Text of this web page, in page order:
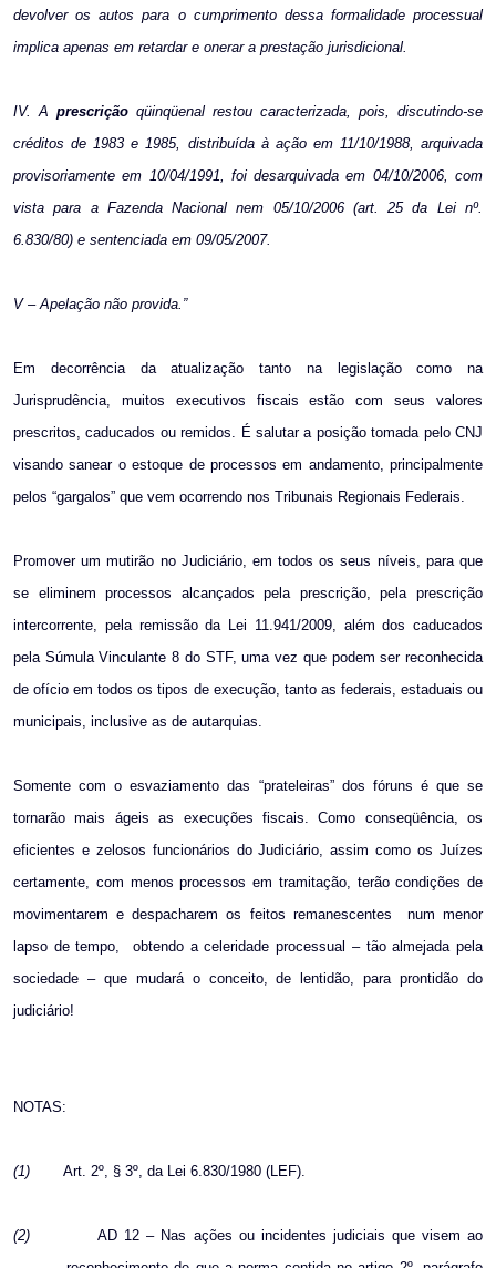
devolver os autos para o cumprimento dessa formalidade processual
implica apenas em retardar e onerar a prestação jurisdicional.
IV. A prescrição qüinqüenal restou caracterizada, pois, discutindo-se
créditos de 1983 e 1985, distribuída à ação em 11/10/1988, arquivada
provisoriamente em 10/04/1991, foi desarquivada em 04/10/2006, com
vista para a Fazenda Nacional nem 05/10/2006 (art. 25 da Lei nº.
6.830/80) e sentenciada em 09/05/2007.
V – Apelação não provida.”
Em decorrência da atualização tanto na legislação como na
Jurisprudência, muitos executivos fiscais estão com seus valores
prescritos, caducados ou remidos. É salutar a posição tomada pelo CNJ
visando sanear o estoque de processos em andamento, principalmente
pelos “gargalos” que vem ocorrendo nos Tribunais Regionais Federais.
Promover um mutirão no Judiciário, em todos os seus níveis, para que
se eliminem processos alcançados pela prescrição, pela prescrição
intercorrente, pela remissão da Lei 11.941/2009, além dos caducados
pela Súmula Vinculante 8 do STF, uma vez que podem ser reconhecida
de ofício em todos os tipos de execução, tanto as federais, estaduais ou
municipais, inclusive as de autarquias.
Somente com o esvaziamento das “prateleiras” dos fóruns é que se
tornarão mais ágeis as execuções fiscais. Como conseqüência, os
eficientes e zelosos funcionários do Judiciário, assim como os Juízes
certamente, com menos processos em tramitação, terão condições de
movimentarem e despacharem os feitos remanescentes
num menor
lapso de tempo,
obtendo a celeridade processual – tão almejada pela
sociedade – que mudará o conceito, de lentidão, para prontidão do
judiciário!
NOTAS:
(1) Art. 2º, § 3º, da Lei 6.830/1980 (LEF).
(2)
AD 12 – Nas ações ou incidentes judiciais que visem ao